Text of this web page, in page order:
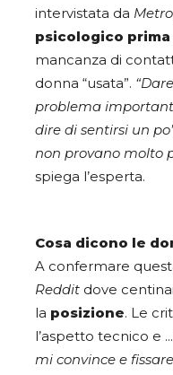
intervistata da Metro
psicologico
mancanza di
donna “usata”.
problema
dire di sentirsi un
non provano molto
spiega l’esperta.
Cosa dicono le
A confermare
Reddit dove
la posizione. Le
l’aspetto tecnico e …
mi convince e